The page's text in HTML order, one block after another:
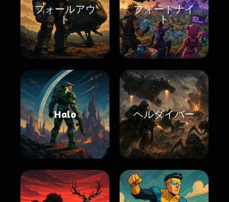
フォールアウ
ト
フォートナイ
ト
Halo ヘルダイバー